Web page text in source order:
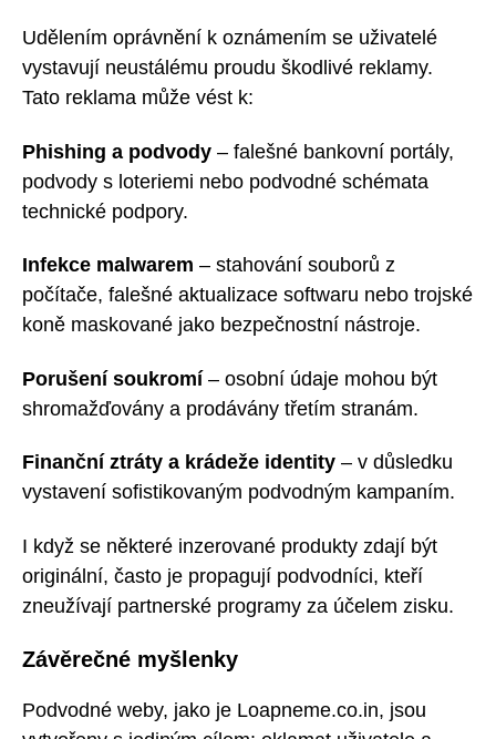
Udělením oprávnění k oznámením se uživatelé
vystavují neustálému proudu škodlivé reklamy.
Tato reklama může vést k:
Phishing a podvody – falešné bankovní portály,
podvody s loteriemi nebo podvodné schémata
technické podpory.
Infekce malwarem – stahování souborů z
počítače, falešné aktualizace softwaru nebo trojské
koně maskované jako bezpečnostní nástroje.
Porušení soukromí– osobní údaje mohou být
shromažďovány a prodávány třetím stranám.
Finanční ztráty a krádeže identity – v důsledku
vystavení sofistikovaným podvodným kampaním.
I když se některé inzerované produkty zdají být
originální, často je propagují podvodníci, kteří
zneužívají partnerské programy za účelem zisku.
Závěrečné myšlenky
Podvodné weby, jako je Loapneme.co.in, jsou